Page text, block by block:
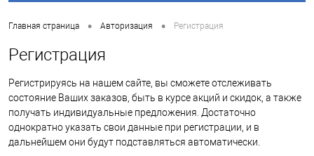
Главная страница • Авторизация • Регистрация
Регистрация
Регистрируясь на нашем сайте, вы сможете отслеживать
состояние Ваших заказов, быть в курсе акций и скидок, а также
получать индивидуальные предложения. Достаточно
однократно указать свои данные при регистрации, и в
дальнейшем они будут подставляться автоматически.